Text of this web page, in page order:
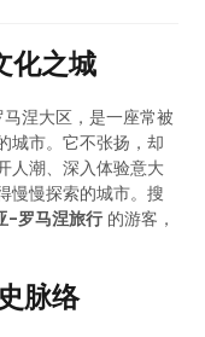
化之城
涅大区，是一座常被
城市。它不张扬，却
人潮、深入体验意大
慢慢探索的城市。搜
-罗马涅旅行 的游客，
脉络